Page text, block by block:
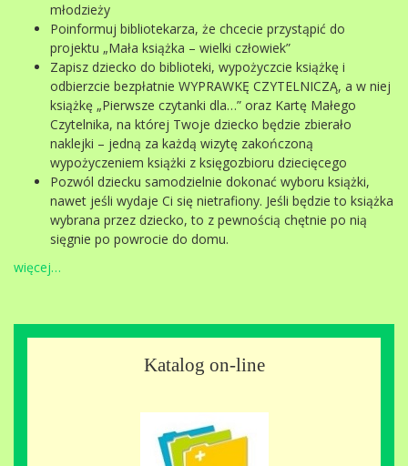
młodzieży
Poinformuj bibliotekarza, że chcecie przystąpić do
projektu „Mała książka – wielki człowiek”
Zapisz dziecko do biblioteki, wypożyczcie książkę i
odbierzcie bezpłatnie WYPRAWKĘ CZYTELNICZĄ, a w niej
książkę „Pierwsze czytanki dla…” oraz Kartę Małego
Czytelnika, na której Twoje dziecko będzie zbierało
naklejki – jedną za każdą wizytę zakończoną
wypożyczeniem książki z księgozbioru dziecięcego
Pozwól dziecku samodzielnie dokonać wyboru książki,
nawet jeśli wydaje Ci się nietrafiony. Jeśli będzie to książka
wybrana przez dziecko, to z pewnością chętnie po nią
sięgnie po powrocie do domu.
więcej…
Katalog on-line